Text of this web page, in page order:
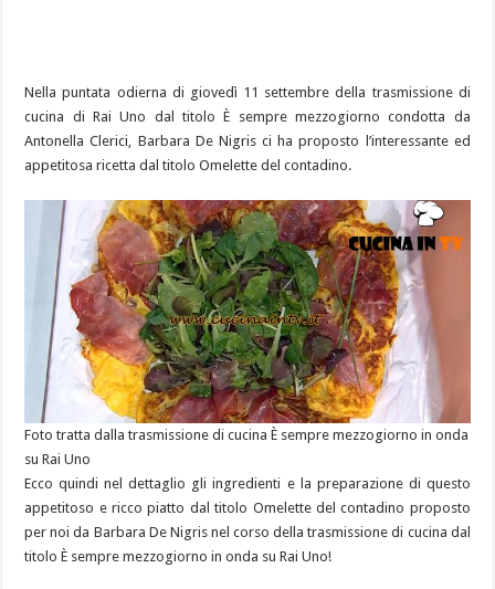
Nella puntata odierna di giovedì 11 settembre della trasmissione di
cucina di Rai Uno dal titolo È sempre mezzogiorno condotta da
Antonella Clerici, Barbara De Nigris ci ha proposto l’interessante ed
appetitosa ricetta dal titolo Omelette del contadino.
Foto tratta dalla trasmissione di cucina È sempre mezzogiorno in onda
su Rai Uno
Ecco quindi nel dettaglio gli ingredienti e la preparazione di questo
appetitoso e ricco piatto dal titolo Omelette del contadino proposto
per noi da Barbara De Nigris nel corso della trasmissione di cucina dal
titolo È sempre mezzogiorno in onda su Rai Uno!